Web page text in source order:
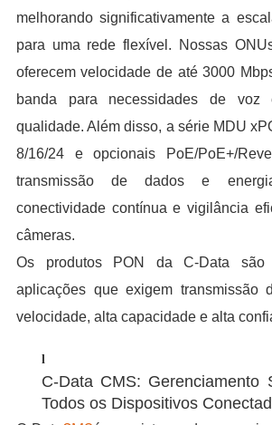
melhorando significativamente a
para uma rede flexível. Nossas
oferecem velocidade de até 3000
banda para necessidades de
qualidade. Além disso, a série MDU
8/16/24 e opcionais PoE/PoE+/
transmissão de dados e
conectividade contínua e vigilância
câmeras.
Os produtos PON da C-Data são
aplicações que exigem transmissão
velocidade, alta capacidade e alta
l
C-Data CMS: Gerenciamento
Todos os Dispositivos